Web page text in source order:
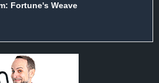
Fortune's Weave